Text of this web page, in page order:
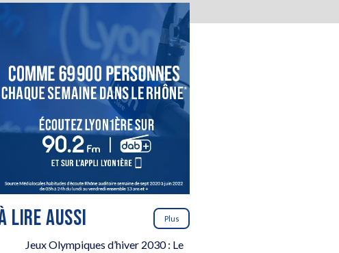
LIRE AUSSI Plus
Jeux Olympiques d’hiver 2030 : Le